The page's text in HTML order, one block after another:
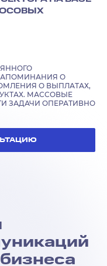
О
О ВЫПЛАТАХ,
МАССОВЫЕ
ЗАДАЧИ ОПЕРАТИВНО